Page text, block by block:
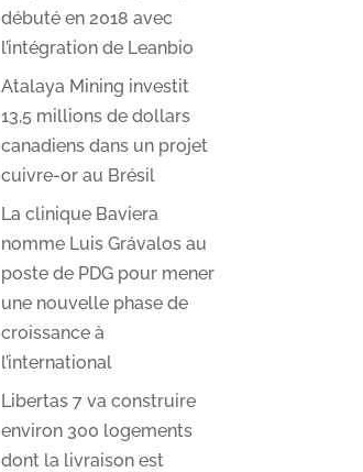
débuté en 2018 avec
l’intégration de Leanbio
Atalaya Mining investit
13,5 millions de dollars
canadiens dans un projet
cuivre-or au Brésil
La clinique Baviera
nomme Luis Grávalos au
poste de PDG pour mener
une nouvelle phase de
croissance à
l’international
Libertas 7 va construire
environ 300 logements
dont la livraison est